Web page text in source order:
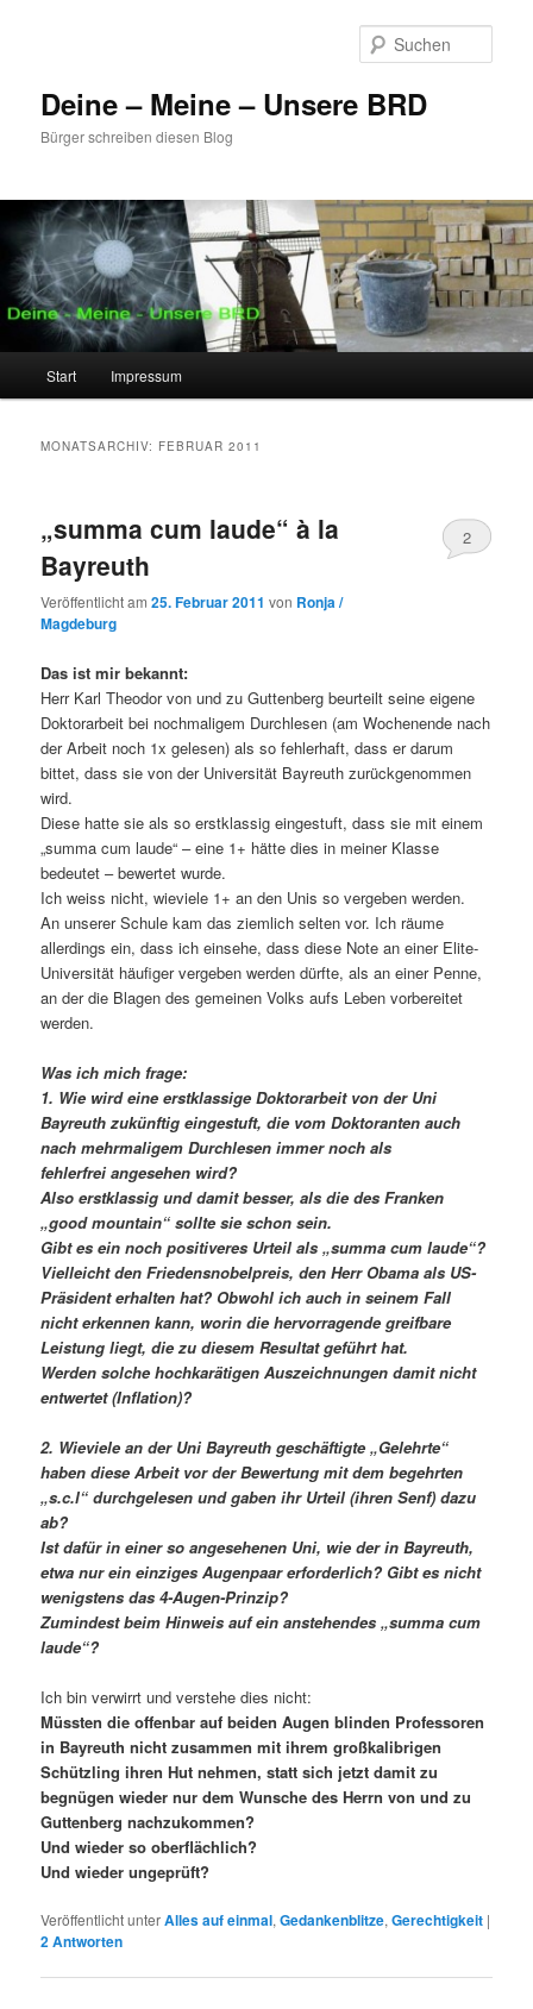
Deine – Meine – Unsere BRD
Bürger schreiben diesen Blog
Start Impressum
MONATSARCHIV: FEBRUAR 2011
„summa cum laude“ à la
Bayreuth
Veröffentlicht am25. Februar 2011 von Ronja /
Magdeburg
2
Das ist mir bekannt:
Herr Karl Theodor von und zu Guttenberg beurteilt seine eigene
Doktorarbeit bei nochmaligem Durchlesen (am Wochenende nach
der Arbeit noch 1x gelesen) als so fehlerhaft, dass er darum
bittet, dass sie von der Universität Bayreuth zurückgenommen
wird.
Diese hatte sie als so erstklassig eingestuft, dass sie mit einem
„summa cum laude“ – eine 1+ hätte dies in meiner Klasse
bedeutet – bewertet wurde.
Ich weiss nicht, wieviele 1+ an den Unis so vergeben werden.
An unserer Schule kam das ziemlich selten vor. Ich räume
allerdings ein, dass ich einsehe, dass diese Note an einer Elite-
Universität häufiger vergeben werden dürfte, als an einer Penne,
an der die Blagen des gemeinen Volks aufs Leben vorbereitet
werden.
Was ich mich frage:
1. Wie wird eine erstklassige Doktorarbeit von der Uni
Bayreuth zukünftig eingestuft, die vom Doktoranten auch
nach mehrmaligem Durchlesen immer noch als
fehlerfrei angesehen wird?
Also erstklassig und damit besser, als die des Franken
„good mountain“ sollte sie schon sein.
Gibt es ein noch positiveres Urteil als „summa cum laude“?
Vielleicht den Friedensnobelpreis, den Herr Obama als US-
Präsident erhalten hat? Obwohl ich auch in seinem Fall
nicht erkennen kann, worin die hervorragende greifbare
Leistung liegt, die zu diesem Resultat geführt hat.
Werden solche hochkarätigen Auszeichnungen damit nicht
entwertet (Inflation)?
2. Wieviele an der Uni Bayreuth geschäftigte „Gelehrte“
haben diese Arbeit vor der Bewertung mit dem begehrten
„s.c.l“ durchgelesen und gaben ihr Urteil (ihren Senf) dazu
ab?
Ist dafür in einer so angesehenen Uni, wie der in Bayreuth,
etwa nur ein einziges Augenpaar erforderlich? Gibt es nicht
wenigstens das 4-Augen-Prinzip?
Zumindest beim Hinweis auf ein anstehendes „summa cum
laude“?
Ich bin verwirrt und verstehe dies nicht:
Müssten die offenbar auf beiden Augen blinden Professoren
in Bayreuth nicht zusammen mit ihrem großkalibrigen
Schützling ihren Hut nehmen, statt sich jetzt damit zu
begnügen wieder nur dem Wunsche des Herrn von und zu
Guttenberg nachzukommen?
Und wieder so oberflächlich?
Und wieder ungeprüft?
Veröffentlicht unterAlles auf einmal,Gedankenblitze,Gerechtigkeit |
2Antworten